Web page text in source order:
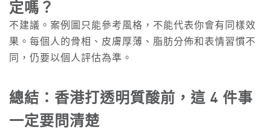
定嗎？
不建議。案例圖只能參考風格，不能代表你會有同樣效
果。每個人的骨相、皮膚厚薄、脂肪分佈和表情習慣不
同，仍要以個人評估為準。
總結：香港打透明質酸前，這 4 件事
一定要問清楚